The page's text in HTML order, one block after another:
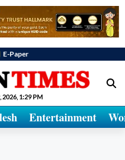
E-Paper
2026, 1:29 PM
Entertainment